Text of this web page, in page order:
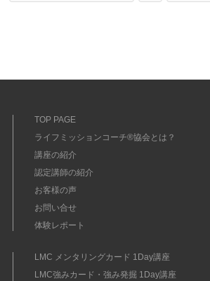
TOP PAGE
ライフミッションコーチ®協会とは？
講座の紹介
認定講師の紹介
お客様の声
お問い合せ
体験レポート
LMC メンタリングカード 1Day講座
LMC強みカード・強み発掘 1Day講座